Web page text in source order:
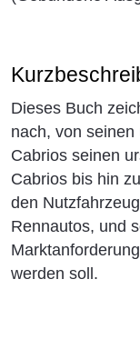
Dieses Buch
nach, von
Cabrios seinen
Cabrios bis hin
den
Rennautos, und
werden soll.